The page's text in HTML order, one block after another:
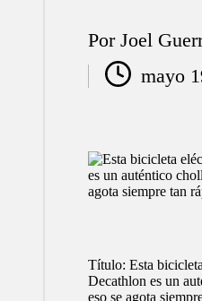
Publicado
por
Por Joel
mayo
Título: Esta
Decathlon es un
eso se agota